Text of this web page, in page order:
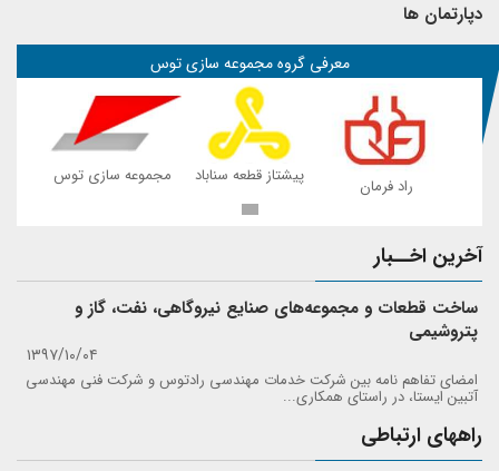
دپارتمان ها
معرفی گروه مجموعه سازی توس
مجموعه سازی توس پیشتاز قطعه سناباد راد فرمان
آخرین اخــبار
ساخت قطعات و مجموعه‌های صنایع نیروگاهی، نفت، گاز و
پتروشیمی
۱۳۹۷/۱۰/۰۴
امضای تفاهم نامه بین شرکت خدمات مهندسی رادتوس و شرکت فنی مهندسی
آتبین ایستا، در راستای همکاری...
راههای ارتباطی